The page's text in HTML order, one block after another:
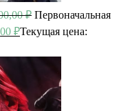
₽ Первоначальная
₽Текущая цена: